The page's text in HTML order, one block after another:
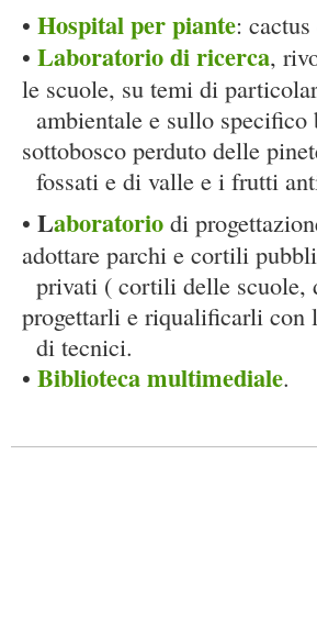
• Hospital per piante:
• Laboratorio di ricerca,
le scuole, su temi di
ambientale e sullo
sottobosco perduto delle
fossati e di valle e i frutti
• Laboratorio di
adottare parchi e cortili
privati ( cortili delle scuole,
progettarli e riqualificarli con
di tecnici.
• Biblioteca multimediale.